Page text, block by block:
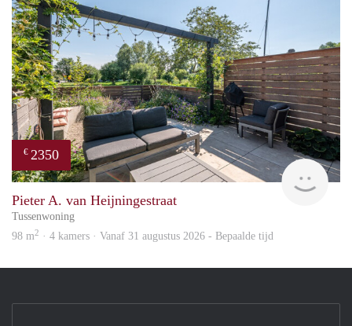
€ 2350
Pieter A. van Heijningestraat
Tussenwoning
98 m2 · 4 kamers · Vanaf 31 augustus 2026 - Bepaalde tijd